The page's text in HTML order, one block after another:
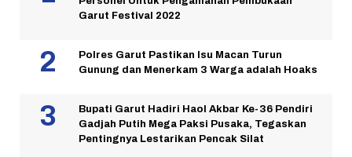
Garut Festival 2022
Polres Garut Pastikan Isu Macan Turun
Gunung dan Menerkam 3 Warga adalah Hoaks
Bupati Garut Hadiri Haol Akbar Ke-36 Pendiri
Gadjah Putih Mega Paksi Pusaka, Tegaskan
Pentingnya Lestarikan Pencak Silat